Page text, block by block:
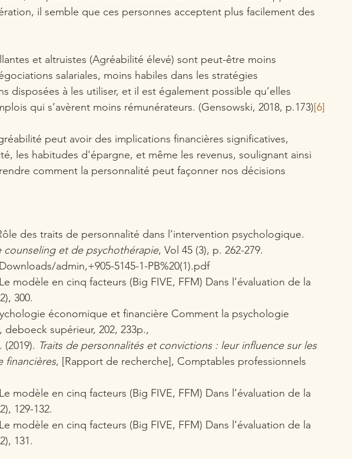
il semble que ces personnes acceptent plus facilement des
et altruistes (Agréabilité élevé) sont peut-être moins
salariales, moins habiles dans les stratégies
disposées à les utiliser, et il est également possible qu’elles
qui s’avèrent moins rémunérateurs. (Gensowski, 2018, p.173)[6]
peut avoir des implications financières significatives,
les habitudes d'épargne, et même les revenus, soulignant ainsi
comment la personnalité peut façonner nos décisions
des traits de personnalité dans l’intervention psychologique.
counseling et de psychothérapie, Vol 45 (3), p. 262-279.
admin,+905-5145-1-PB%20(1).pdf
modèle en cinq facteurs (Big FIVE, FFM) Dans l’évaluation de la
300.
économique et financière Comment la psychologie
supérieur, 202, 233p.,
Traits de personnalités et convictions : leur influence sur les
financières, [Rapport de recherche], Comptables professionnels
modèle en cinq facteurs (Big FIVE, FFM) Dans l’évaluation de la
129-132.
modèle en cinq facteurs (Big FIVE, FFM) Dans l’évaluation de la
131.